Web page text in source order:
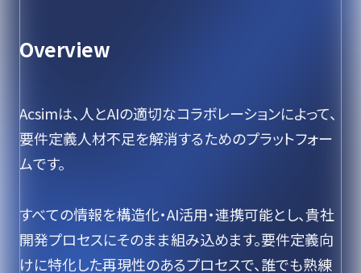
Overview
Acsimは、人とAIの適切なコラボレーションによって、
要件定義人材不足を解消するためのプラットフォー
ムです。
すべての情報を構造化・AI活用・連携可能とし、貴社
開発プロセスにそのまま組み込めます。要件定義向
けに特化した再現性のあるプロセスで、誰でも熟練